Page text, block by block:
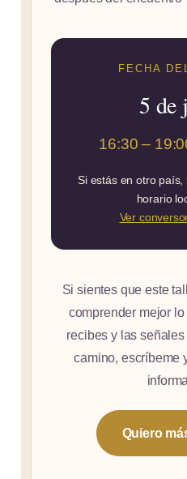
FECHA
5 de
16:30 –
Si estás en otro
horario
Ver
Si sientes que este
comprender mejor
recibes y las
camino, escríbeme
Quiero